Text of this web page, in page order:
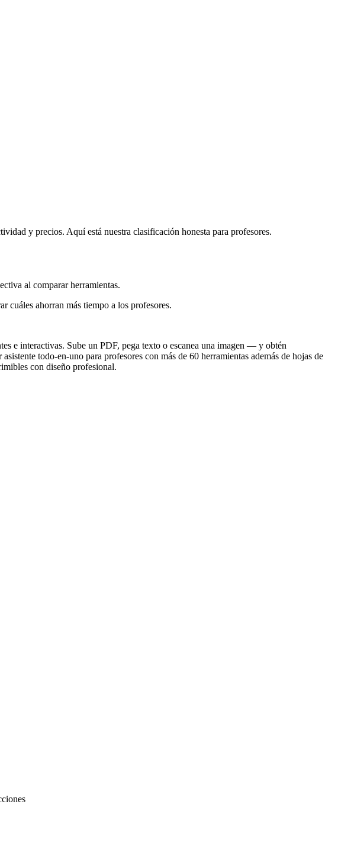
y precios. Aquí está nuestra clasificación honesta para profesores.
al comparar herramientas.
cuáles ahorran más tiempo a los profesores.
e interactivas. Sube un PDF, pega texto o escanea una imagen — y obtén
todo-en-uno para profesores con más de 60 herramientas además de hojas de
con diseño profesional.